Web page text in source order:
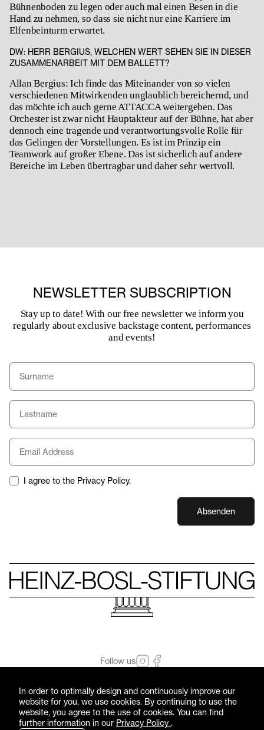
Bühnenboden zu legen oder auch mal einen Besen in die
Hand zu nehmen, so dass sie nicht nur eine Karriere im
Elfenbeinturm erwartet.
DW: HERR BERGIUS, WELCHEN WERT SEHEN SIE IN DIESER
ZUSAMMENARBEIT MIT DEM BALLETT?
Allan Bergius: Ich finde das Miteinander von so vielen
verschiedenen Mitwirkenden unglaublich bereichernd, und
das möchte ich auch gerne ATTACCA weitergeben. Das
Orchester ist zwar nicht Hauptakteur auf der Bühne, hat aber
dennoch eine tragende und verantwortungsvolle Rolle für
das Gelingen der Vorstellungen. Es ist im Prinzip ein
Teamwork auf großer Ebene. Das ist sicherlich auf andere
Bereiche im Leben übertragbar und daher sehr wertvoll.
NEWSLETTER SUBSCRIPTION
Stay up to date! With our free newsletter we inform you
regularly about exclusive backstage content, performances
and events!
I agree to the Privacy Policy.
Absenden
Follow us
ImprintPrivacy Policy
In order to optimally design and continuously improve our
website for you, we use cookies. By continuing to use the
website, you agree to the use of cookies. You can find
further information in our Privacy Policy .